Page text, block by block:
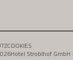
COOKIES
Hotel Stroblhof